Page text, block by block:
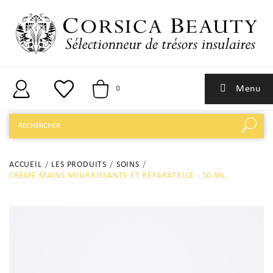
0 Menu
ACCUEIL LES PRODUITS
SOINS
CRÈME MAINS NOURRISSANTE ET RÉPARATRICE - 50 ML